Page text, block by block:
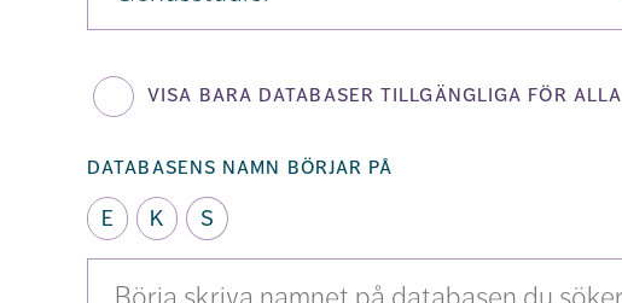
visa bara databaser tillgängliga för alla
databasens namn börjar på
E
K S
bland